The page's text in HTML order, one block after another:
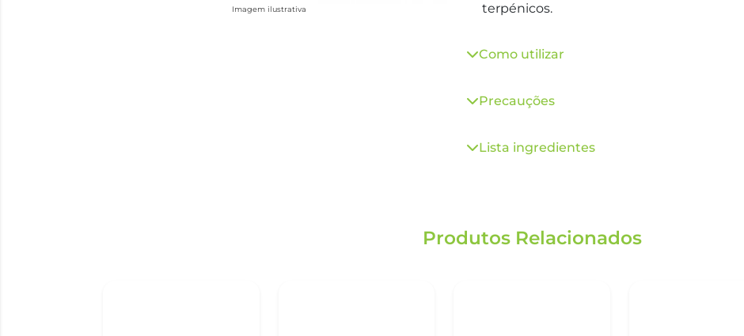
Imagem ilustrativa
terpénicos.
Como utilizar
Precauções
Lista ingredientes
Produtos Relacionados